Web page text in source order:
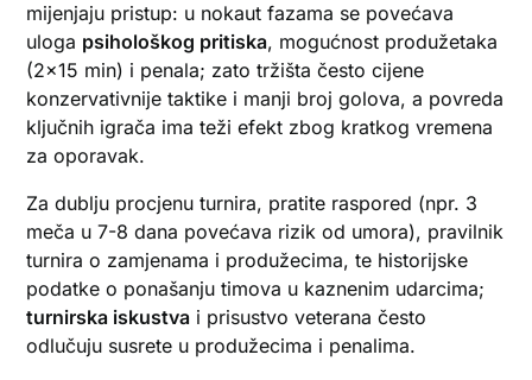
mijenjaju pristup: u nokaut fazama se povećava
uloga psihološkog pritiska, mogućnost produžetaka
(2×15 min) i penala; zato tržišta često cijene
konzervativnije taktike i manji broj golova, a povreda
ključnih igrača ima teži efekt zbog kratkog vremena
za oporavak.
Za dublju procjenu turnira, pratite raspored (npr. 3
meča u 7-8 dana povećava rizik od umora), pravilnik
turnira o zamjenama i produžecima, te historijske
podatke o ponašanju timova u kaznenim udarcima;
turnirska iskustva i prisustvo veterana često
odlučuju susrete u produžecima i penalima.